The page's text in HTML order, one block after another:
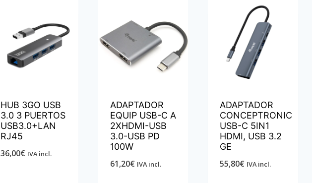
HUB 3GO USB
3.0 3 PUERTOS
USB3.0+LAN
RJ45
36,00€ IVA incl.
ADAPTADOR
EQUIP USB-C A
2XHDMI-USB
3.0-USB PD
100W
61,20€ IVA incl.
ADAPTADOR
CONCEPTRONIC
USB-C 5IN1
HDMI, USB 3.2
GE
55,80€ IVA incl.